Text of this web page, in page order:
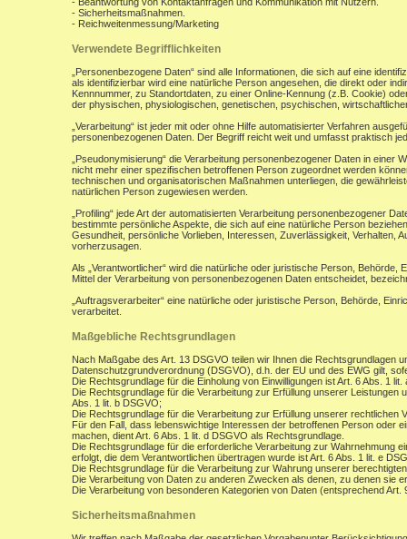
- Sicherheitsmaßnahmen.
- Reichweitenmessung/Marketing
Verwendete Begrifflichkeiten
„Personenbezogene Daten“ sind alle Informationen, die sich auf eine
als identifizierbar wird eine natürliche Person angesehen, die direkt oder
Kennnummer, zu Standortdaten, zu einer Online-Kennung (z.B. Cookie)
der physischen, physiologischen, genetischen, psychischen,
„Verarbeitung“ ist jeder mit oder ohne Hilfe automatisierter Verfahren
personenbezogenen Daten. Der Begriff reicht weit und umfasst praktisch
„Pseudonymisierung“ die Verarbeitung personenbezogener Daten in
nicht mehr einer spezifischen betroffenen Person zugeordnet werden
technischen und organisatorischen Maßnahmen unterliegen, die
natürlichen Person zugewiesen werden.
„Profiling“ jede Art der automatisierten Verarbeitung personenbezogener
bestimmte persönliche Aspekte, die sich auf eine natürliche Person
Gesundheit, persönliche Vorlieben, Interessen, Zuverlässigkeit, Verhalten,
vorherzusagen.
Als „Verantwortlicher“ wird die natürliche oder juristische Person,
Mittel der Verarbeitung von personenbezogenen Daten entscheidet,
„Auftragsverarbeiter“ eine natürliche oder juristische Person, Behörde,
verarbeitet.
Maßgebliche Rechtsgrundlagen
Nach Maßgabe des Art. 13 DSGVO teilen wir Ihnen die
Datenschutzgrundverordnung (DSGVO), d.h. der EU und des EWG gilt,
Die Rechtsgrundlage für die Einholung von Einwilligungen ist Art. 6 Abs. 1
Die Rechtsgrundlage für die Verarbeitung zur Erfüllung unserer
Abs. 1 lit. b DSGVO;
Die Rechtsgrundlage für die Verarbeitung zur Erfüllung unserer rechtlichen
Für den Fall, dass lebenswichtige Interessen der betroffenen Person oder
machen, dient Art. 6 Abs. 1 lit. d DSGVO als Rechtsgrundlage.
Die Rechtsgrundlage für die erforderliche Verarbeitung zur Wahrnehmung
erfolgt, die dem Verantwortlichen übertragen wurde ist Art. 6 Abs. 1 lit. e
Die Rechtsgrundlage für die Verarbeitung zur Wahrung unserer
Die Verarbeitung von Daten zu anderen Zwecken als denen, zu denen sie
Die Verarbeitung von besonderen Kategorien von Daten (entsprechend
Sicherheitsmaßnahmen